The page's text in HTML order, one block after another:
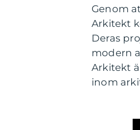
Genom
Arkitekt
Deras
modern
Arkitekt
inom